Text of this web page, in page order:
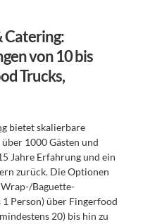
Catering:
von 10 bis
Trucks,
bietet skalierbare
1000 Gästen und
Jahre Erfahrung und ein
zurück. Die Optionen
Baguette-
Person) über Fingerfood
20) bis hin zu